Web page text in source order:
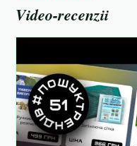
Video-recenzii